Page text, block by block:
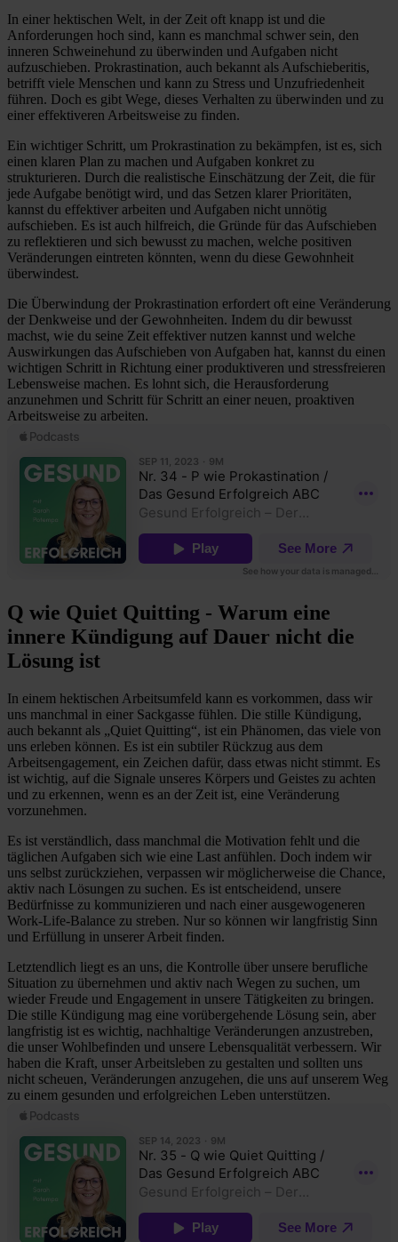
In einer hektischen Welt, in der Zeit oft knapp ist und die
Anforderungen hoch sind, kann es manchmal schwer sein, den
inneren Schweinehund zu überwinden und Aufgaben nicht
aufzuschieben. Prokrastination, auch bekannt als Aufschieberitis,
betrifft viele Menschen und kann zu Stress und Unzufriedenheit
führen. Doch es gibt Wege, dieses Verhalten zu überwinden und zu
einer effektiveren Arbeitsweise zu finden.
Ein wichtiger Schritt, um Prokrastination zu bekämpfen, ist es, sich
einen klaren Plan zu machen und Aufgaben konkret zu
strukturieren. Durch die realistische Einschätzung der Zeit, die für
jede Aufgabe benötigt wird, und das Setzen klarer Prioritäten,
kannst du effektiver arbeiten und Aufgaben nicht unnötig
aufschieben. Es ist auch hilfreich, die Gründe für das Aufschieben
zu reflektieren und sich bewusst zu machen, welche positiven
Veränderungen eintreten könnten, wenn du diese Gewohnheit
überwindest.
Die Überwindung der Prokrastination erfordert oft eine Veränderung
der Denkweise und der Gewohnheiten. Indem du dir bewusst
machst, wie du seine Zeit effektiver nutzen kannst und welche
Auswirkungen das Aufschieben von Aufgaben hat, kannst du einen
wichtigen Schritt in Richtung einer produktiveren und stressfreieren
Lebensweise machen. Es lohnt sich, die Herausforderung
anzunehmen und Schritt für Schritt an einer neuen, proaktiven
Arbeitsweise zu arbeiten.
Q wie Quiet Quitting - Warum eine
innere Kündigung auf Dauer nicht die
Lösung ist
In einem hektischen Arbeitsumfeld kann es vorkommen, dass wir
uns manchmal in einer Sackgasse fühlen. Die stille Kündigung,
auch bekannt als „Quiet Quitting“, ist ein Phänomen, das viele von
uns erleben können. Es ist ein subtiler Rückzug aus dem
Arbeitsengagement, ein Zeichen dafür, dass etwas nicht stimmt. Es
ist wichtig, auf die Signale unseres Körpers und Geistes zu achten
und zu erkennen, wenn es an der Zeit ist, eine Veränderung
vorzunehmen.
Es ist verständlich, dass manchmal die Motivation fehlt und die
täglichen Aufgaben sich wie eine Last anfühlen. Doch indem wir
uns selbst zurückziehen, verpassen wir möglicherweise die Chance,
aktiv nach Lösungen zu suchen. Es ist entscheidend, unsere
Bedürfnisse zu kommunizieren und nach einer ausgewogeneren
Work-Life-Balance zu streben. Nur so können wir langfristig Sinn
und Erfüllung in unserer Arbeit finden.
Letztendlich liegt es an uns, die Kontrolle über unsere berufliche
Situation zu übernehmen und aktiv nach Wegen zu suchen, um
wieder Freude und Engagement in unsere Tätigkeiten zu bringen.
Die stille Kündigung mag eine vorübergehende Lösung sein, aber
langfristig ist es wichtig, nachhaltige Veränderungen anzustreben,
die unser Wohlbefinden und unsere Lebensqualität verbessern. Wir
haben die Kraft, unser Arbeitsleben zu gestalten und sollten uns
nicht scheuen, Veränderungen anzugehen, die uns auf unserem Weg
zu einem gesunden und erfolgreichen Leben unterstützen.